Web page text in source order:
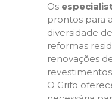
Os
prontos para
diversidade
reformas
renovações
O Grifo